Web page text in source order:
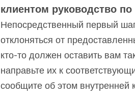
клиентом руководство
Непосредственный первый
отклоняться от
кто-то должен оставить вам
направьте их к
сообщите об этом внутренней